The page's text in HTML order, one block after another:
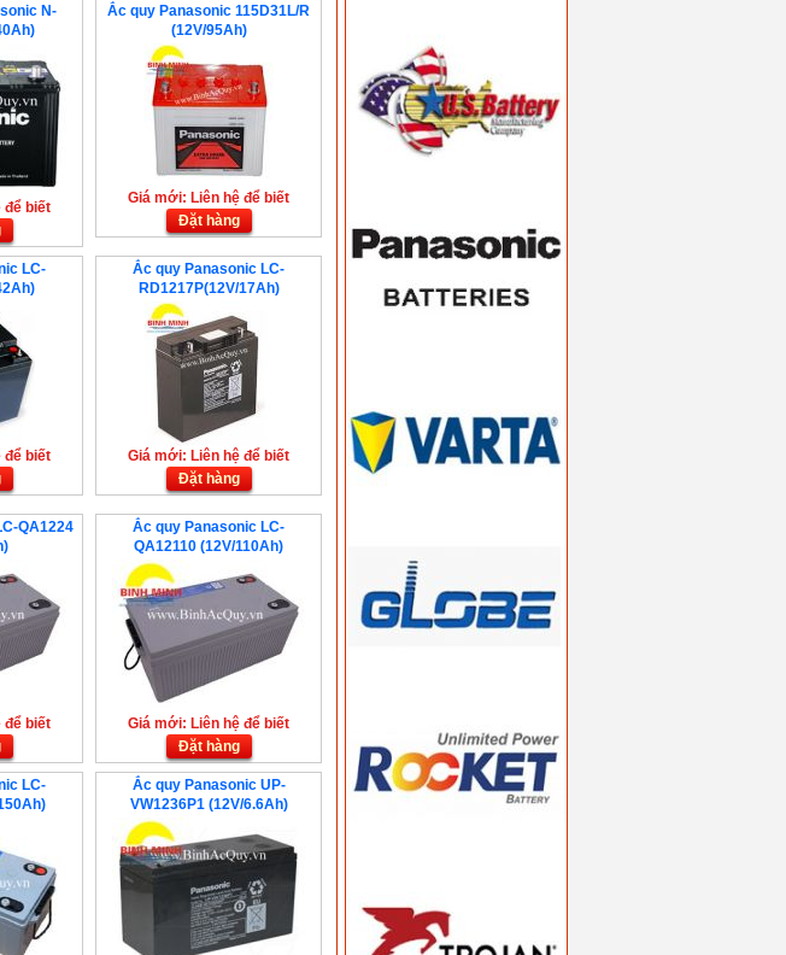
N-
để biết
Ắc quy Panasonic 115D31L/R
(12V/95Ah)
Giá mới: Liên hệ để biết
Đặt hàng
LC-
để biết
Ắc quy Panasonic LC-
RD1217P(12V/17Ah)
Giá mới: Liên hệ để biết
Đặt hàng
QA1224
để biết
Ắc quy Panasonic LC-
QA12110 (12V/110Ah)
Giá mới: Liên hệ để biết
Đặt hàng
LC-
Ắc quy Panasonic UP-
VW1236P1 (12V/6.6Ah)